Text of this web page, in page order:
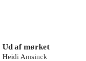
Ud af mørket
Heidi Amsinck